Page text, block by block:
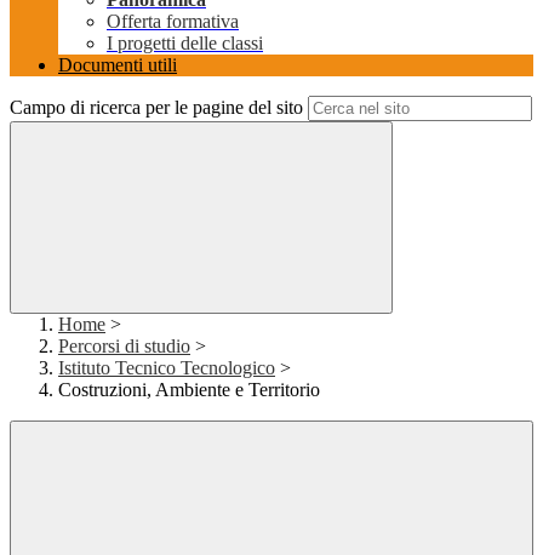
Offerta formativa
I progetti delle classi
Documenti utili
Campo di ricerca per le pagine del sito
Home >
Percorsi di studio >
Istituto Tecnico Tecnologico >
Costruzioni, Ambiente e Territorio